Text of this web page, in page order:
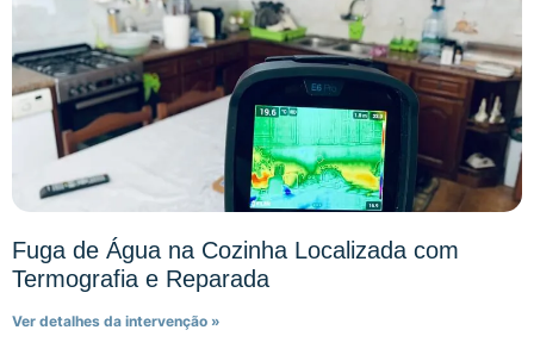
Fuga de Água na Cozinha Localizada com
Termografia e Reparada
Ver detalhes da intervenção »